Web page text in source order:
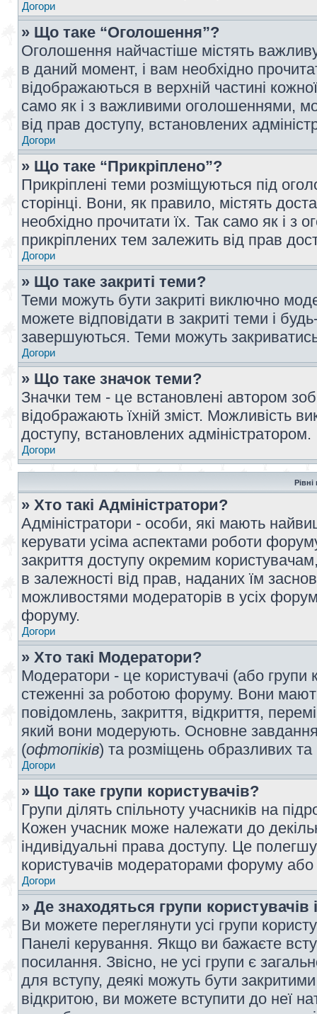
Догори
» Що таке “Оголошення”?
Оголошення найчастіше містять
в даний момент, і вам необхідно
відображаються в верхній частині
само як і з важливими оголошеннями,
від прав доступу, встановлених
Догори
» Що таке “Прикріплено”?
Прикріплені теми розміщуються під
сторінці. Вони, як правило, містять
необхідно прочитати їх. Так само як і
прикріплених тем залежить від прав
Догори
» Що таке закриті теми?
Теми можуть бути закриті виключно
можете відповідати в закриті теми і
завершуються. Теми можуть
Догори
» Що таке значок теми?
Значки тем - це встановлені автором
відображають їхній зміст. Можливість
доступу, встановлених адміністратором.
Догори
Рівні
» Хто такі Адміністратори?
Адміністратори - особи, які мають
керувати усіма аспектами роботи
закриття доступу окремим
в залежності від прав, наданих їм
можливостями модераторів в усіх
форуму.
Догори
» Хто такі Модератори?
Модератори - це користувачі (або
стеженні за роботою форуму. Вони
повідомлень, закриття, відкриття,
який вони модерують. Основне
(офтопіків) та розміщень образливих
Догори
» Що таке групи користувачів?
Групи ділять спільноту учасників на
Кожен учасник може належати до
індивідуальні права доступу. Це
користувачів модераторами форуму
Догори
» Де знаходяться групи користувачів
Ви можете переглянути усі групи
Панелі керування. Якщо ви бажаєте
посилання. Звісно, не усі групи є
для вступу, деякі можуть бути
відкритою, ви можете вступити до неї